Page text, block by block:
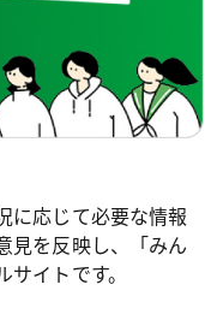
に応じて必要な情報
見を反映し、「みん
イトです。